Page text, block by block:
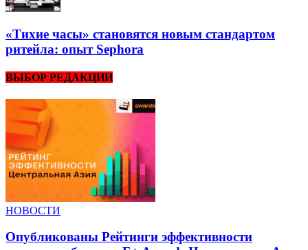
«Тихие часы» становятся новым стандартом
ритейла: опыт Sephora
ВЫБОР РЕДАКЦИИ
НОВОСТИ
Опубликованы Рейтинги эффективности